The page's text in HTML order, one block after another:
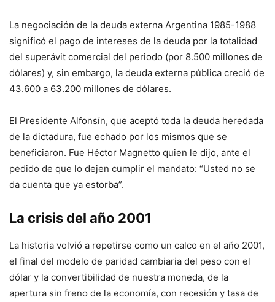
La negociación de la deuda externa Argentina 1985-1988
significó el pago de intereses de la deuda por la totalidad
del superávit comercial del periodo (por 8.500 millones de
dólares) y, sin embargo, la deuda externa pública creció de
43.600 a 63.200 millones de dólares.
El Presidente Alfonsín, que aceptó toda la deuda heredada
de la dictadura, fue echado por los mismos que se
beneficiaron. Fue Héctor Magnetto quien le dijo, ante el
pedido de que lo dejen cumplir el mandato: “Usted no se
da cuenta que ya estorba”.
La crisis del año 2001
La historia volvió a repetirse como un calco en el año 2001,
el final del modelo de paridad cambiaria del peso con el
dólar y la convertibilidad de nuestra moneda, de la
apertura sin freno de la economía, con recesión y tasa de